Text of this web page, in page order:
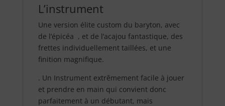
L’instrument
Une version élite custom du baryton, avec
de l’épicéa , et de l’acajou fantastique, des
frettes individuellement taillées, et une
finition magnifique.
. Un Instrument extrêmement facile à jouer
et prendre en main qui convient donc
parfaitement à un débutant, mais